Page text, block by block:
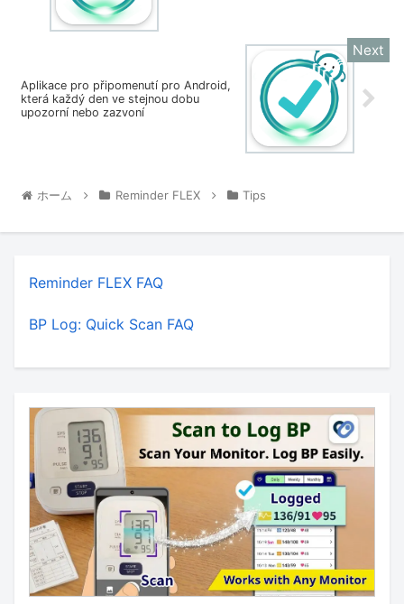
Aplikace pro připomenutí pro Android,
která každý den ve stejnou dobu
upozorní nebo zazvoní
ホーム Reminder FLEX Tips
Reminder FLEX FAQ
BP Log: Quick Scan FAQ